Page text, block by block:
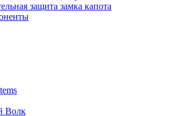
защита замка капота
Волк